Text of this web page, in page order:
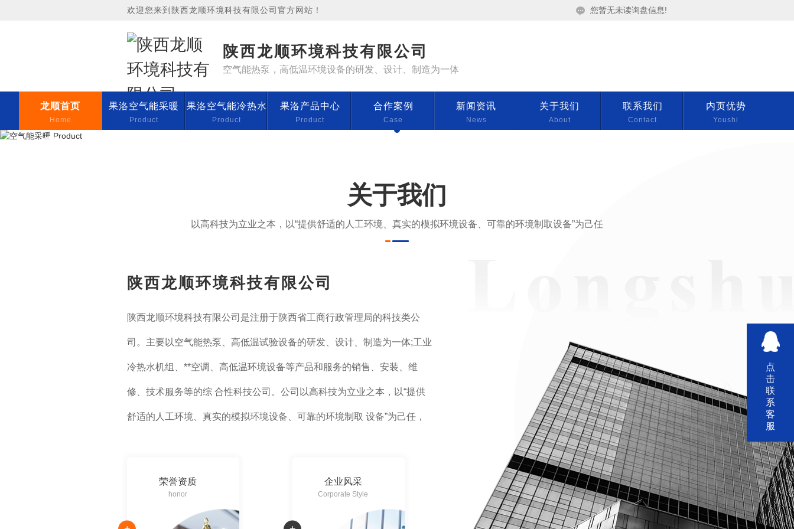
欢迎您来到陕西龙顺环境科技有限公司官方网站！ 您暂无未读询盘信息!
陕西龙顺环境科技有限公司
空气能热泵，高低温环境设备的研发、设计、制造为一体
咨询热线：
4000-029-590 029-86673372
龙顺首页
Home
果洛空气能采暖
Product
果洛空气能冷热水
Product
果洛产品中心
Product
合作案例
Case
新闻资讯
News
关于我们
About
联系我们
Contact
内页优势
Youshi
关于我们
以高科技为立业之本，以“提供舒适的人工环境、真实的模拟环境设备、可靠的环境制取设备”为己任
陕西龙顺环境科技有限公司
陕西龙顺环境科技有限公司是注册于陕西省工商行政管理局的科技类公
司。主要以空气能热泵、高低温试验设备的研发、设计、制造为一体;工业
冷热水机组、**空调、高低温环境设备等产品和服务的销售、安装、维
修、技术服务等的综 合性科技公司。公司以高科技为立业之本，以“提供
舒适的人工环境、真实的模拟环境设备、可靠的环境制取 设备”为己任，
荣誉资质
honor
企业风采
Corporate Style
点
击
联
系
客
服